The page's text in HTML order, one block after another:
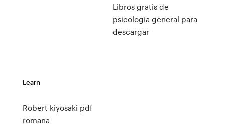
Libros gratis de
psicologia general para
descargar
Learn
Robert kiyosaki pdf
romana